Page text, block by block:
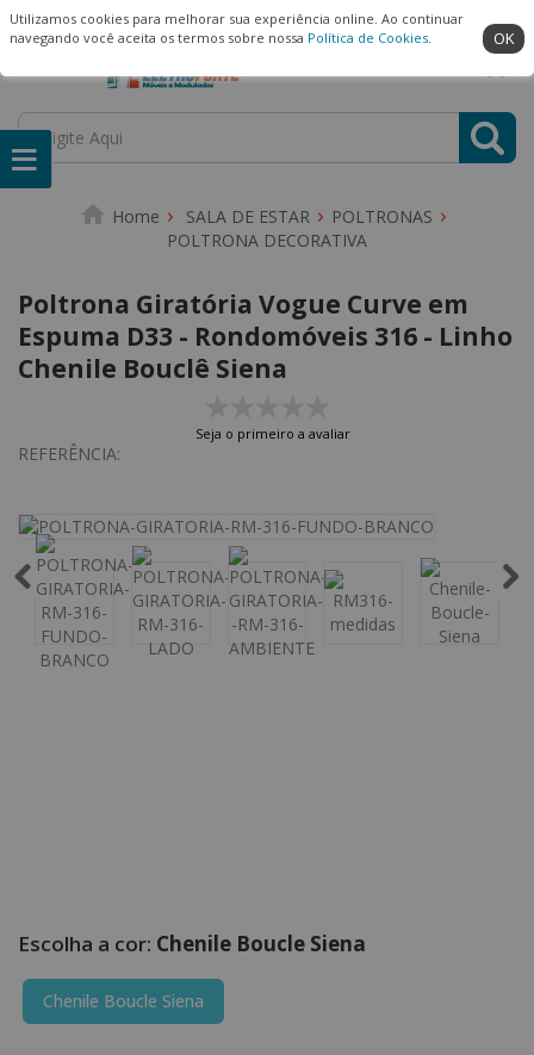
Utilizamos cookies para melhorar sua experiência online. Ao continuar
navegando você aceita os termos sobre nossa Política de Cookies. OK
(22) 99909-3407 Ambiente Seguro
SALA DE ESTAR
POLTRONAS
POLTRONA DECORATIVA
Poltrona Giratória Vogue Curve em
Espuma D33 - Rondomóveis 316 - Linho
Chenile Bouclê Siena
Seja o primeiro a avaliar
REFERÊNCIA:
Chenile Boucle Siena
Chenile Boucle Siena